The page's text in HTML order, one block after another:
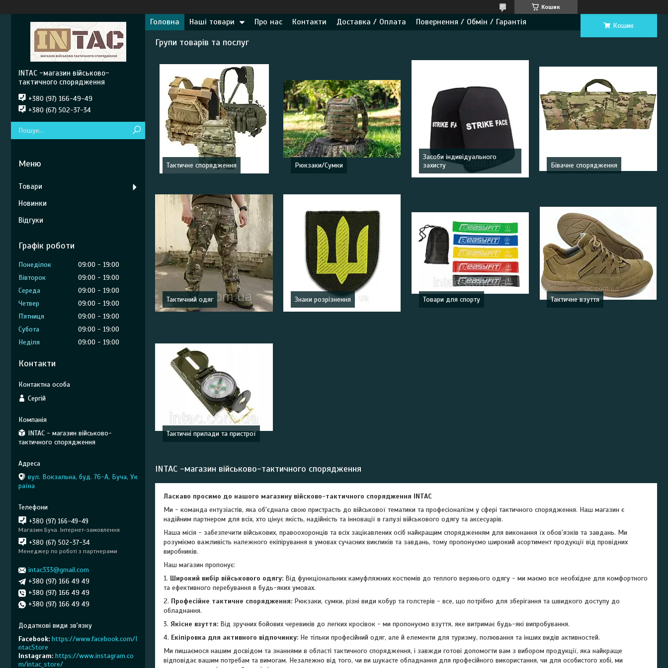
Кошик
Головна Наші товари Про нас Контакти Доставка / Оплата Повернення / Обмін / Гарантія Кошик
Групи товарів та послуг
Тактичне спорядження Рюкзаки/Сумки
Засоби індивідуального
захисту
Бівачне спорядження
Тактичний одяг Знаки розрізнення Товари для спорту Тактичне взуття
Тактичні прилади та пристрої
INTAC -магазин військово-тактичного спорядження
Ласкаво просимо до нашого магазину війсково-тактичного спорядження INTAC
Ми - команда ентузіастів, яка об'єднала свою пристрасть до військової тематики та професіоналізм у сфері тактичного спорядження. Наш магазин є
надійним партнером для всіх, хто цінує якість, надійність та інновації в галузі військового одягу та аксесуарів.
Наша місія - забезпечити військових, правоохоронців та всіх зацікавлених осіб найкращим спорядженням для виконання їх обов'язків та завдань. Ми
розуміємо важливість належного екіпірування в умовах сучасних викликів та завдань, тому пропонуємо широкий асортимент продукції від провідних
виробників.
Наш магазин пропонує:
1. Широкий вибір військового одягу: Від функціональних камуфляжних костюмів до теплого верхнього одягу - ми маємо все необхідне для комфортного
та ефективного перебування в будь-яких умовах.
2. Професійне тактичне спорядження: Рюкзаки, сумки, різні види кобур та голстерів - все, що потрібно для зберігання та швидкого доступу до
обладнання.
3. Якісне взуття: Від зручних бойових черевиків до легких кросівок - ми пропонуємо взуття, яке витримає будь-які випробування.
4. Екіпіровка для активного відпочинку: Не тільки професійний одяг, але й елементи для туризму, полювання та інших видів активностей.
Ми пишаємося нашим досвідом та знаннями в області тактичного спорядження, і завжди готові допомогти вам з вибором продукції, яка найкраще
відповідає вашим потребам та вимогам. Незалежно від того, чи ви шукаєте обладнання для професійного використання, чи для особистого хобі, ми
INTAC -магазин військово-
тактичного спорядження
+380 (97) 166-49-49
+380 (67) 502-37-34
Товари
Новинки
Відгуки
Графік роботи
Понеділок 09:00
19:00
Вівторок
09:00
19:00
Середа
09:00
19:00
Четвер
09:00
19:00
Пʼятниця
09:00
19:00
Субота
09:00
19:00
Неділя
09:00 19:00
Контакти
Сергій
INTAC - магазин військово-
тактичного спорядження
вул. Вокзальна, буд. 76-А, Буча, Ук
раїна
+380 (97) 166-49-49
Магазин Буча. Інтернет-замовлення
+380 (67) 502-37-34
Менеджер по роботі з партнерами
intac333@gmail.com
+380 (97) 166 49 49
+380 (97) 166 49 49
+380 (97) 166 49 49
Facebook https://www.facebook.com/I
ntacStore
Instagram https://www.instagram.co
m/intac_store/